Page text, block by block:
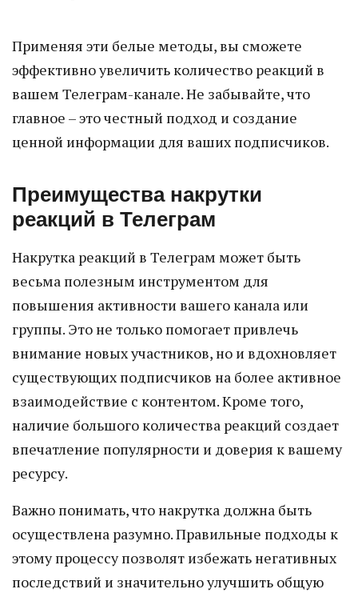
Применяя эти белые методы, вы сможете
эффективно увеличить количество реакций в
вашем Телеграм-канале. Не забывайте, что
главное – это честный подход и создание
ценной информации для ваших подписчиков.
Преимущества накрутки
реакций в Телеграм
Накрутка реакций в Телеграм может быть
весьма полезным инструментом для
повышения активности вашего канала или
группы. Это не только помогает привлечь
внимание новых участников, но и вдохновляет
существующих подписчиков на более активное
взаимодействие с контентом. Кроме того,
наличие большого количества реакций создает
впечатление популярности и доверия к вашему
ресурсу.
Важно понимать, что накрутка должна быть
осуществлена разумно. Правильные подходы к
этому процессу позволят избежать негативных
последствий и значительно улучшить общую